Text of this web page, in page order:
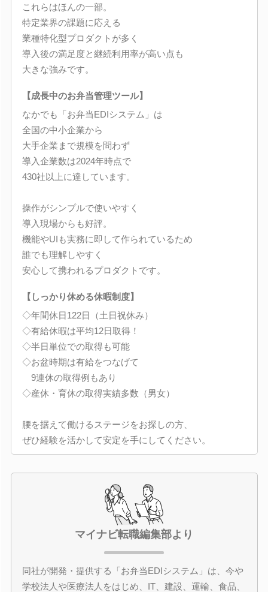
これらはほんの一部。
特定業界の課題に応える
業種特化型プロダクトが多く
導入後の満足度と継続利用率が高い点も
大きな強みです。
【成長中のお弁当管理ツール】
なかでも「お弁当EDIシステム」は
全国の中小企業から
大手企業まで規模を問わず
導入企業数は2024年時点で
430社以上に達しています。
操作がシンプルで使いやすく
導入現場からも好評。
機能やUIも実務に即して作られているため
誰でも理解しやすく
安心して携われるプロダクトです。
【しっかり休める休暇制度】
◇年間休日122日（土日祝休み）
◇有給休暇は平均12日取得！
◇半日単位での取得も可能
◇お盆時期は有給をつなげて
9連休の取得例もあり
◇産休・育休の取得実績多数（男女）
腰を据えて働けるステージをお探しの方、
ぜひ経験を活かして安定を手にしてください。
マイナビ転職編集部より
同社が開発・提供する「お弁当EDIシステム」は、今や
学校法人や医療法人をはじめ、IT、建設、運輸、食品、